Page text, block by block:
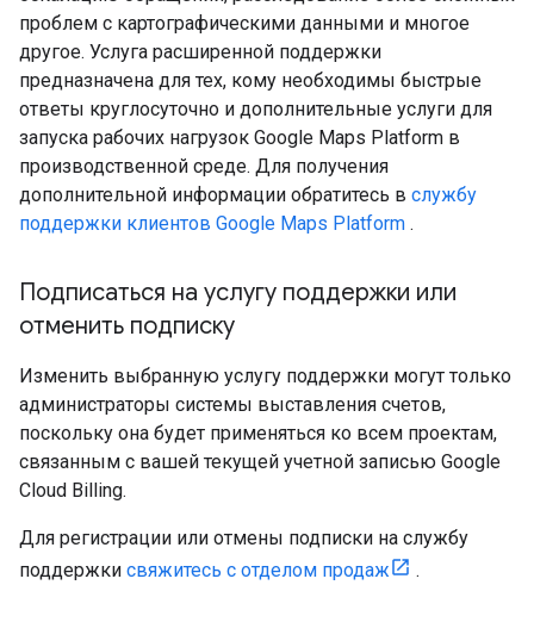
проблем с картографическими данными и многое
другое. Услуга расширенной поддержки
предназначена для тех, кому необходимы быстрые
ответы круглосуточно и дополнительные услуги для
запуска рабочих нагрузок Google Maps Platform в
производственной среде. Для получения
дополнительной информации обратитесь в службу
поддержки клиентов Google Maps Platform .
Подписаться на услугу поддержки или
отменить подписку
Изменить выбранную услугу поддержки могут только
администраторы системы выставления счетов,
поскольку она будет применяться ко всем проектам,
связанным с вашей текущей учетной записью Google
Cloud Billing.
Для регистрации или отмены подписки на службу
поддержки свяжитесь с отделом продаж .